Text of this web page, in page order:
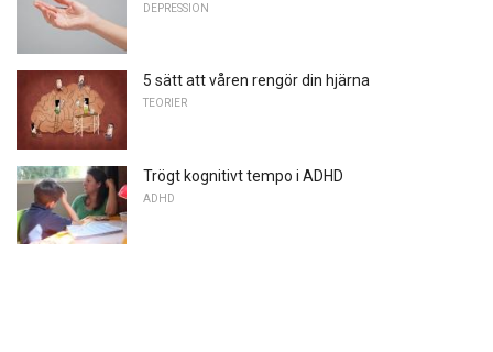
DEPRESSION
5 sätt att våren rengör din hjärna
TEORIER
Trögt kognitivt tempo i ADHD
ADHD